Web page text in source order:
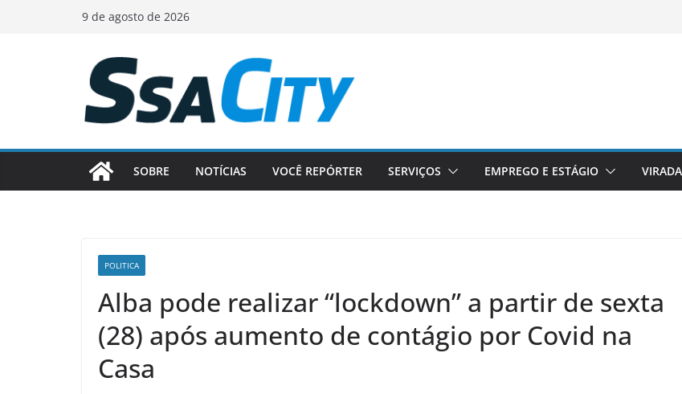
9 de agosto de 2026
SOBRE NOTÍCIAS VOCÊ REPÓRTER SERVIÇOS EMPREGO E ESTÁGIO
POLITICA
Alba pode realizar “lockdown” a partir de sexta
(28) após aumento de contágio por Covid na
Casa